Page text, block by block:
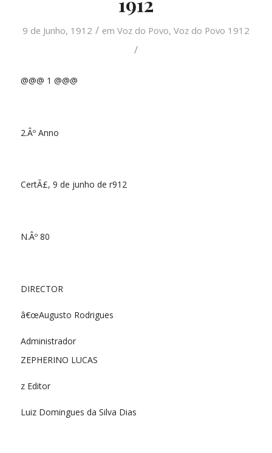
9 de Junho, 1912 / em Voz do Povo, Voz do Povo 1912
/
@@@ 1 @@@
2.Âº Anno
CertÃ£, 9 de junho de r912
N.Âº 80
DIRECTOR
â€œAugusto Rodrigues
Administrador
ZEPHERINO LUCAS
z Editor
Luiz Domingues da Silva Dias